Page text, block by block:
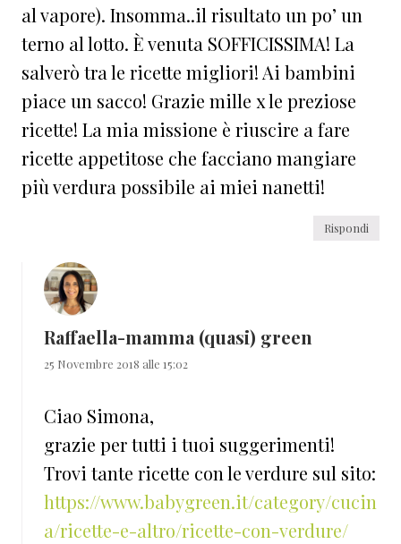
al vapore). Insomma..il risultato un po’ un
terno al lotto. È venuta SOFFICISSIMA! La
salverò tra le ricette migliori! Ai bambini
piace un sacco! Grazie mille x le preziose
ricette! La mia missione è riuscire a fare
ricette appetitose che facciano mangiare
più verdura possibile ai miei nanetti!
Rispondi
Raffaella-mamma (quasi) green
25 Novembre 2018 alle 15:02
Ciao Simona,
grazie per tutti i tuoi suggerimenti!
Trovi tante ricette con le verdure sul sito:
https://www.babygreen.it/category/cucin
a/ricette-e-altro/ricette-con-verdure/